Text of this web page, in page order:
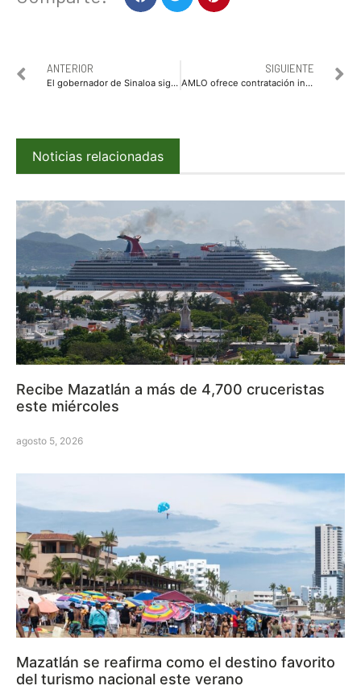
ANTERIOR
El gobernador de Sinaloa sigue en primer lugar a nivel nacional según encuesta de Arias Consultores
SIGUIENTE
AMLO ofrece contratación inmediata y ‘mejores sueldos’ a médicos que acepten plazas en zonas rurales
Noticias relacionadas
Recibe Mazatlán a más de 4,700 cruceristas
este miércoles
agosto 5, 2026
Mazatlán se reafirma como el destino favorito
del turismo nacional este verano